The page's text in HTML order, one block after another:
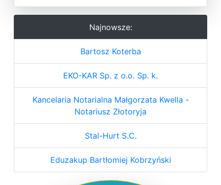
Najnowsze:
Bartosz Koterba
EKO-KAR Sp. z o.o. Sp. k.
Kancelaria Notarialna Małgorzata Kwella -
Notariusz Złotoryja
Stal-Hurt S.C.
Eduzakup Bartłomiej Kobrzyński